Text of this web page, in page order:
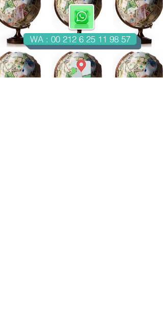
WA : 00 212 6 25 11 98 57